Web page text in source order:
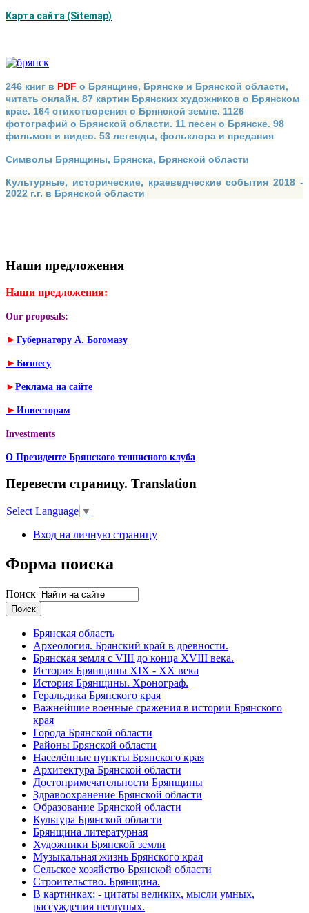
Карта сайта (Sitemap)
246 книг в PDF о Брянщине, Брянске и Брянской области,
читать онлайн. 87 картин Брянских художников о Брянском
крае. 164 стихотворения о Брянской земле. 1126
фотографий о Брянской области. 11 песен о Брянске. 98
фильмов и видео. 53 легенды, фольклора и предания
Символы Брянщины, Брянска, Брянской области
Культурные, исторические, краеведческие события 2018 -
2022 г.г. в Брянской области
Наши предложения
Наши предложения:
Our proposals:
► Губернатору А. Богомазу
► Бизнесу
► Реклама на сайте
► Инвесторам
Investments
О Президенте Брянского теннисного клуба
Перевести страницу. Translation
Select Language ▼
Вход на личную страницу
Форма поиска
Поиск
Брянская область
Археология. Брянский край в древности.
Брянская земля с VIII до конца XVIII века.
История Брянщины XIX - XX века
История Брянщины. Хронограф.
Геральдика Брянского края
Важнейшие военные сражения в истории Брянского
края
Города Брянской области
Районы Брянской области
Населённые пункты Брянского края
Архитектура Брянской области
Достопримечательности Брянщины
Здравоохранение Брянской области
Образование Брянской области
Культура Брянской области
Брянщина литературная
Художники Брянской земли
Музыкальная жизнь Брянского края
Сельское хозяйство Брянской области
Строительство. Брянщина.
В картинках: - цитаты великих, мысли умных,
рассуждения неглупых.